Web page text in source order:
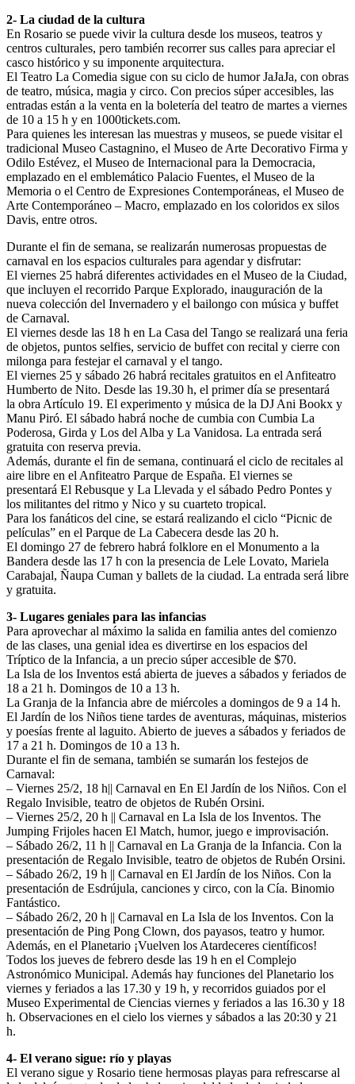
2- La ciudad de la cultura
En Rosario se puede vivir la cultura desde los museos, teatros y
centros culturales, pero también recorrer sus calles para apreciar el
casco histórico y su imponente arquitectura.
El Teatro La Comedia sigue con su ciclo de humor JaJaJa, con obras
de teatro, música, magia y circo. Con precios súper accesibles, las
entradas están a la venta en la boletería del teatro de martes a viernes
de 10 a 15 h y en 1000tickets.com.
Para quienes les interesan las muestras y museos, se puede visitar el
tradicional Museo Castagnino, el Museo de Arte Decorativo Firma y
Odilo Estévez, el Museo de Internacional para la Democracia,
emplazado en el emblemático Palacio Fuentes, el Museo de la
Memoria o el Centro de Expresiones Contemporáneas, el Museo de
Arte Contemporáneo – Macro, emplazado en los coloridos ex silos
Davis, entre otros.
Durante el fin de semana, se realizarán numerosas propuestas de
carnaval en los espacios culturales para agendar y disfrutar:
El viernes 25 habrá diferentes actividades en el Museo de la Ciudad,
que incluyen el recorrido Parque Explorado, inauguración de la
nueva colección del Invernadero y el bailongo con música y buffet
de Carnaval.
El viernes desde las 18 h en La Casa del Tango se realizará una feria
de objetos, puntos selfies, servicio de buffet con recital y cierre con
milonga para festejar el carnaval y el tango.
El viernes 25 y sábado 26 habrá recitales gratuitos en el Anfiteatro
Humberto de Nito. Desde las 19.30 h, el primer día se presentará
la obra Artículo 19. El experimento y música de la DJ Ani Bookx y
Manu Piró. El sábado habrá noche de cumbia con Cumbia La
Poderosa, Girda y Los del Alba y La Vanidosa. La entrada será
gratuita con reserva previa.
Además, durante el fin de semana, continuará el ciclo de recitales al
aire libre en el Anfiteatro Parque de España. El viernes se
presentará El Rebusque y La Llevada y el sábado Pedro Pontes y
los militantes del ritmo y Nico y su cuarteto tropical.
Para los fanáticos del cine, se estará realizando el ciclo “Picnic de
películas” en el Parque de La Cabecera desde las 20 h.
El domingo 27 de febrero habrá folklore en el Monumento a la
Bandera desde las 17 h con la presencia de Lele Lovato, Mariela
Carabajal, Ñaupa Cuman y ballets de la ciudad. La entrada será libre
y gratuita.
3- Lugares geniales para las infancias
Para aprovechar al máximo la salida en familia antes del comienzo
de las clases, una genial idea es divertirse en los espacios del
Tríptico de la Infancia, a un precio súper accesible de $70.
La Isla de los Inventos está abierta de jueves a sábados y feriados de
18 a 21 h. Domingos de 10 a 13 h.
La Granja de la Infancia abre de miércoles a domingos de 9 a 14 h.
El Jardín de los Niños tiene tardes de aventuras, máquinas, misterios
y poesías frente al laguito. Abierto de jueves a sábados y feriados de
17 a 21 h. Domingos de 10 a 13 h.
Durante el fin de semana, también se sumarán los festejos de
Carnaval:
– Viernes 25/2, 18 h|| Carnaval en En El Jardín de los Niños. Con el
Regalo Invisible, teatro de objetos de Rubén Orsini.
– Viernes 25/2, 20 h || Carnaval en La Isla de los Inventos. The
Jumping Frijoles hacen El Match, humor, juego e improvisación.
– Sábado 26/2, 11 h || Carnaval en La Granja de la Infancia. Con la
presentación de Regalo Invisible, teatro de objetos de Rubén Orsini.
– Sábado 26/2, 19 h || Carnaval en El Jardín de los Niños. Con la
presentación de Esdrújula, canciones y circo, con la Cía. Binomio
Fantástico.
– Sábado 26/2, 20 h || Carnaval en La Isla de los Inventos. Con la
presentación de Ping Pong Clown, dos payasos, teatro y humor.
Además, en el Planetario ¡Vuelven los Atardeceres científicos!
Todos los jueves de febrero desde las 19 h en el Complejo
Astronómico Municipal. Además hay funciones del Planetario los
viernes y feriados a las 17.30 y 19 h, y recorridos guiados por el
Museo Experimental de Ciencias viernes y feriados a las 16.30 y 18
h. Observaciones en el cielo los viernes y sábados a las 20:30 y 21
h.
4- El verano sigue: río y playas
El verano sigue y Rosario tiene hermosas playas para refrescarse al